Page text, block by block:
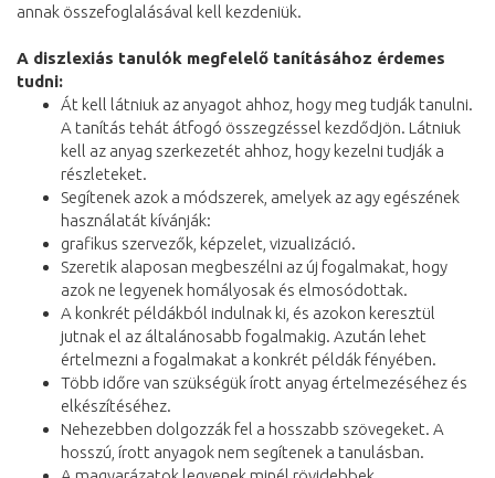
annak összefoglalásával kell kezdeniük.
A diszlexiás tanulók megfelelő tanításához érdemes
tudni:
Át kell látniuk az anyagot ahhoz, hogy meg tudják tanulni.
A tanítás tehát átfogó összegzéssel kezdődjön. Látniuk
kell az anyag szerkezetét ahhoz, hogy kezelni tudják a
részleteket.
Segítenek azok a módszerek, amelyek az agy egészének
használatát kívánják:
grafikus szervezők, képzelet, vizualizáció.
Szeretik alaposan megbeszélni az új fogalmakat, hogy
azok ne legyenek homályosak és elmosódottak.
A konkrét példákból indulnak ki, és azokon keresztül
jutnak el az általánosabb fogalmakig. Azután lehet
értelmezni a fogalmakat a konkrét példák fényében.
Több időre van szükségük írott anyag értelmezéséhez és
elkészítéséhez.
Nehezebben dolgozzák fel a hosszabb szövegeket. A
hosszú, írott anyagok nem segítenek a tanulásban.